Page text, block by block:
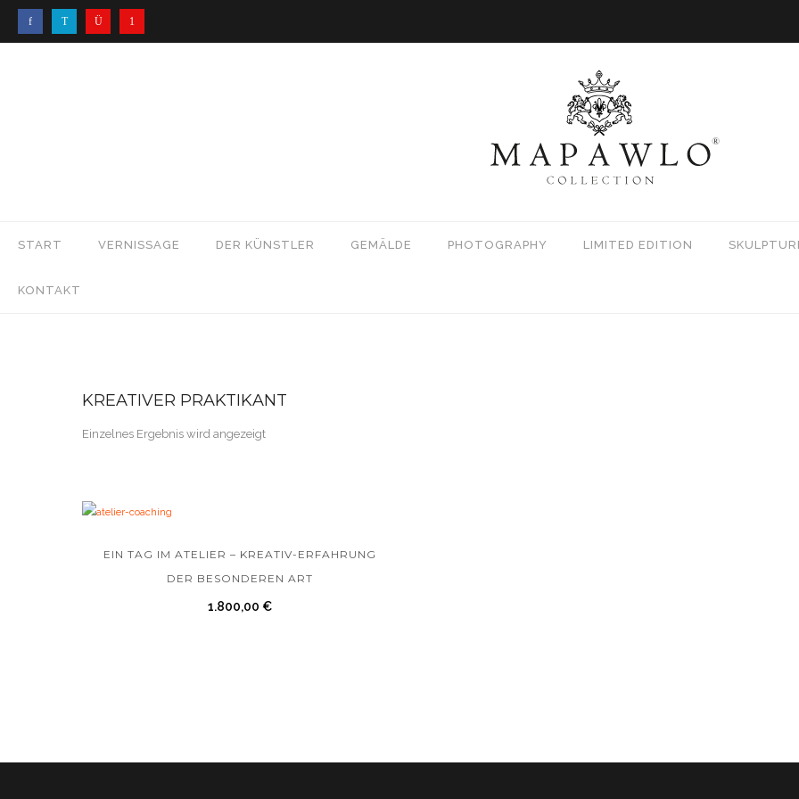
START VERNISSAGE DER KÜNSTLER GEMÄLDE PHOTOGRAPHY LIMITED EDITION
KONTAKT
KREATIVER PRAKTIKANT
Einzelnes Ergebnis wird angezeigt
EIN TAG IM ATELIER – KREATIV-ERFAHRUNG
DER BESONDEREN ART
1.800,00 €